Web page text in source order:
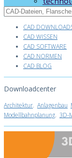
CAD
CAD WISSEN
CAD SOFTWARE
CAD NORMEN
CAD BLOG
Downloadcenter
Architektur. Anlagenbau
Modellbahnplanung. 3D-